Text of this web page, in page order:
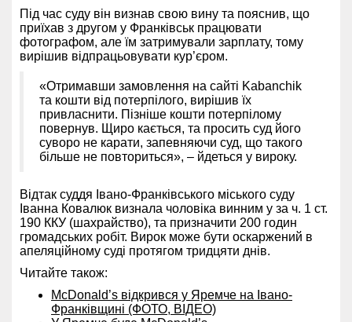
Під час суду він визнав свою вину та пояснив, що
приїхав з другом у Франківськ працювати
фотографом, але їм затримували зарплату, тому
вирішив відпрацьовувати кур’єром.
«Отримавши замовлення на сайті Kabanchik
та кошти від потерпілого, вирішив їх
привласнити. Пізніше кошти потерпілому
повернув. Щиро кається, та просить суд його
суворо не карати, запевняючи суд, що такого
більше не повториться», – йдеться у вироку.
Відтак суддя Івано-Франківського міського суду
Іванна Ковалюк визнала чоловіка винним у за ч. 1 ст.
190 ККУ (шахрайство), та призначити 200 годин
громадських робіт. Вирок може бути оскаржений в
апеляційному суді протягом тридцяти днів.
Читайте також:
McDonald’s відкрився у Яремче на Івано-
Франківщині (ФОТО, ВІДЕО)